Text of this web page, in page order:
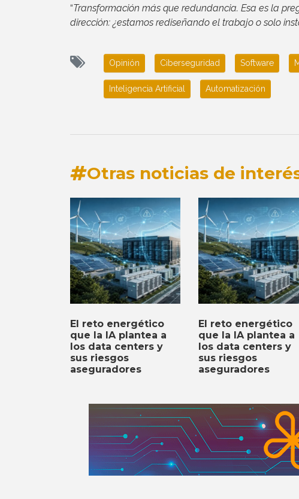
“Transformación más que redundancia. Esa es la
dirección: ¿estamos rediseñando el trabajo o solo
Opinión Ciberseguridad Software
Inteligencia Artificial Automatización
Otras noticias de
El reto energético
que la IA plantea a
los data centers y
sus riesgos
aseguradores
El reto energético
que la IA plantea a
los data centers y
sus riesgos
aseguradores